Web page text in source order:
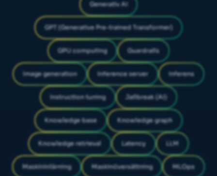
Generativ AI
GPT (Generative Pre-trained Transformer)
GPU computing Guardrails
Image generation Inference server Inferens
Instruction tuning Jailbreak (AI)
Knowledge base Knowledge graph
Knowledge retrieval Latency LLM
Maskininlärning Maskinöversättning MLOps